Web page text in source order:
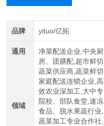
品牌 yituo/亿拓
通用
领域
净菜配送企业,中央厨
房、团膳配,超市鲜切
蔬菜供应商,蔬菜鲜切
家庭配送连锁企业,高
效农业深加工,大中专
院校、部队食堂,速冻
食品、脱水果蔬行业,
蔬菜加工专业合作社,